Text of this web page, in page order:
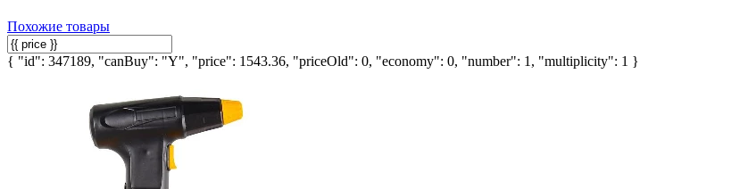
Похожие товары
{ "id": 347189, "canBuy": "Y", "price": 1543.36, "priceOld": 0, "economy": 0, "number": 1, "multiplicity": 1 }